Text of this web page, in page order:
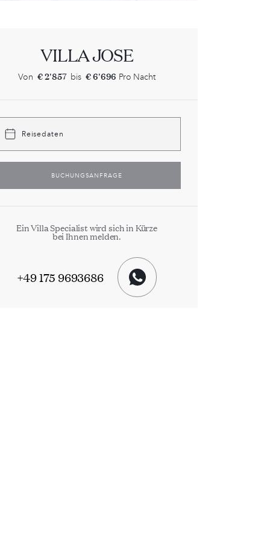
VILLA JOSE
Von€ 2'857 bis€ 6'696 Pro Nacht
Reisedaten
BUCHUNGSANFRAGE
Ein Villa Specialist wird sich in Kürze
bei Ihnen melden.
+49 175 9693686